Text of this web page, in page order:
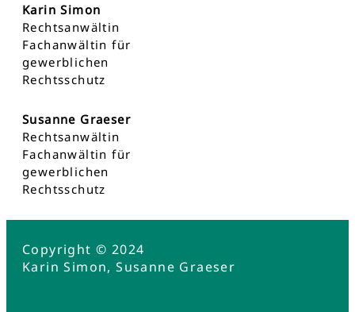
Karin Simon
Rechtsanwältin
Fachanwältin für
gewerblichen
Rechtsschutz
Susanne Graeser
Rechtsanwältin
Fachanwältin für
gewerblichen
Rechtsschutz
Copyright © 2024
Karin Simon, Susanne Graeser